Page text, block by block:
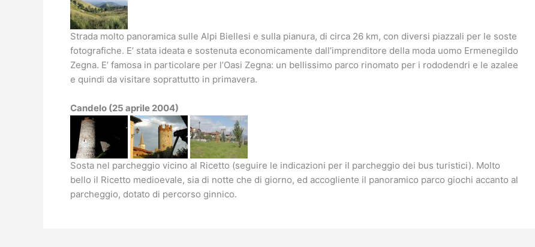
Strada molto panoramica sulle Alpi Biellesi e sulla pianura, di circa 26 km, con diversi piazzali per le soste
fotografiche. E’ stata ideata e sostenuta economicamente dall’imprenditore della moda uomo Ermenegildo
Zegna. E’ famosa in particolare per l’Oasi Zegna: un bellissimo parco rinomato per i rododendri e le azalee
e quindi da visitare soprattutto in primavera.
Candelo (25 aprile 2004)
Sosta nel parcheggio vicino al Ricetto (seguire le indicazioni per il parcheggio dei bus turistici). Molto
bello il Ricetto medioevale, sia di notte che di giorno, ed accogliente il panoramico parco giochi accanto al
parcheggio, dotato di percorso ginnico.